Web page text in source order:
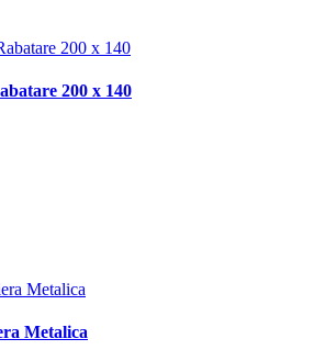
200 x 140
Metalica